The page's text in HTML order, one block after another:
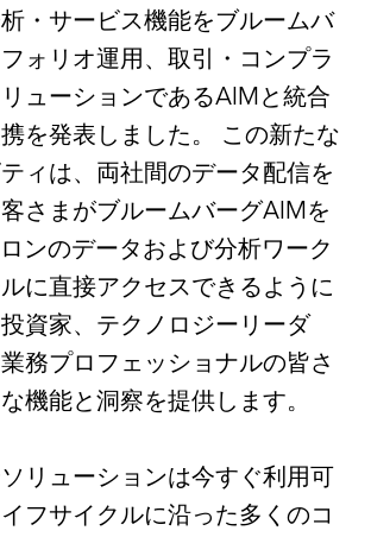
・サービス機能をブルームバ
ォリオ運用、取引・コンプラ
ューションであるAIMと統合
を発表しました。 この新たな
ィは、両社間のデータ配信を
さまがブルームバーグAIMを
ンのデータおよび分析ワーク
に直接アクセスできるように
資家、テクノロジーリーダ
務プロフェッショナルの皆さ
機能と洞察を提供します。
リューションは今すぐ利用可
フサイクルに沿った多くのコ